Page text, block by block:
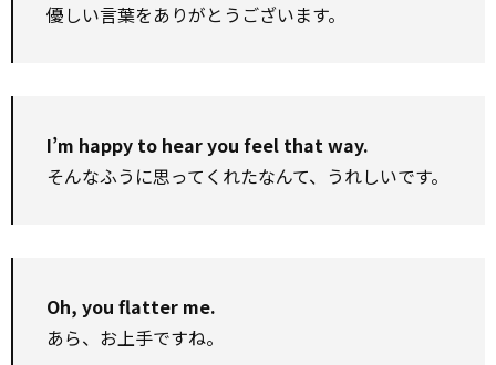
優しい言葉をありがとうございます。
I’m happy to hear you feel that way.
そんなふうに思ってくれたなんて、うれしいです。
Oh, you flatter me.
あら、お上手ですね。